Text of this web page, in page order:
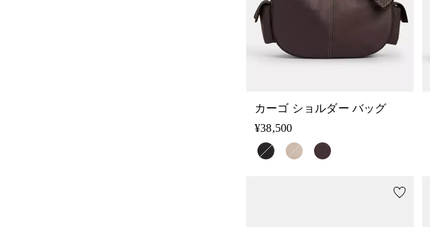
カーゴ ショルダー バッグ
¥38,500